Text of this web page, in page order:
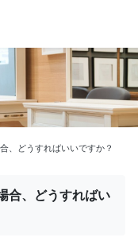
、どうすればいいですか？
合、どうすればい